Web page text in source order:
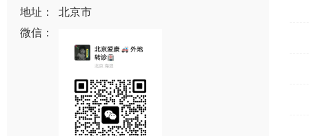
地址：
北京市
微信：